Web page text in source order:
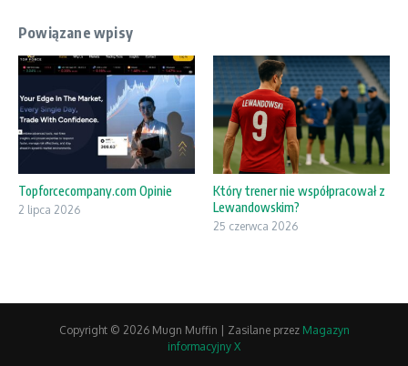
Powiązane wpisy
Topforcecompany.com Opinie
2 lipca 2026
Który trener nie współpracował z
Lewandowskim?
25 czerwca 2026
Copyright © 2026 Mugn Muffin | Zasilane przez Magazyn
informacyjny X